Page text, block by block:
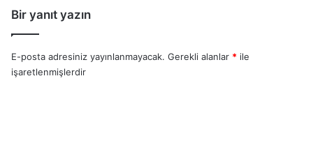
Bir yanıt yazın
E-posta adresiniz yayınlanmayacak. Gerekli alanlar * ile
işaretlenmişlerdir